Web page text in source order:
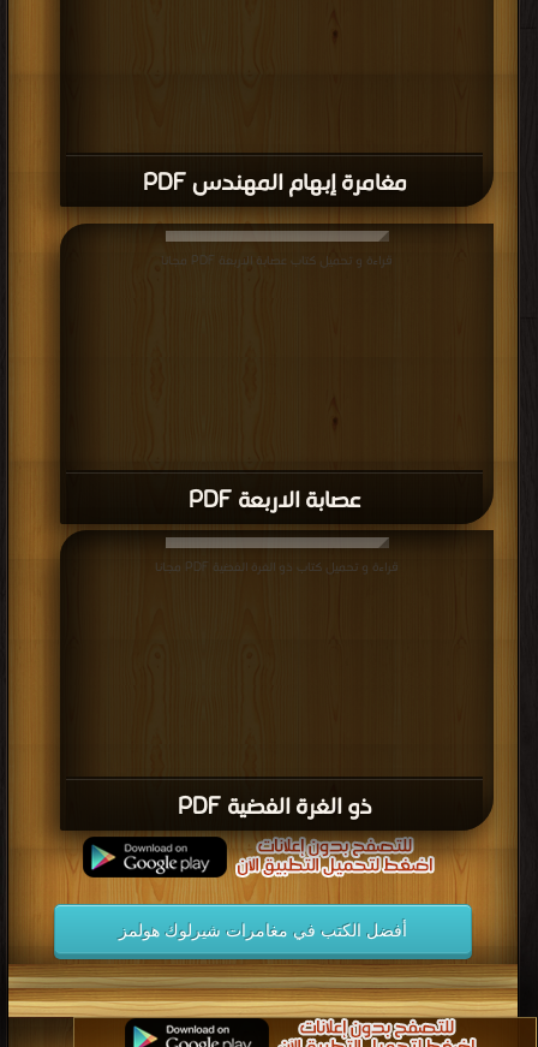
مغامرة إبهام المهندس PDF
عصابة الاربعة PDF
قراءة و تحميل كتاب عصابة الاربعة PDF مجانا
ذو الغرة الفضية PDF
قراءة و تحميل كتاب ذو الغرة الفضية PDF مجانا
أفضل الكتب في مغامرات شيرلوك هولمز